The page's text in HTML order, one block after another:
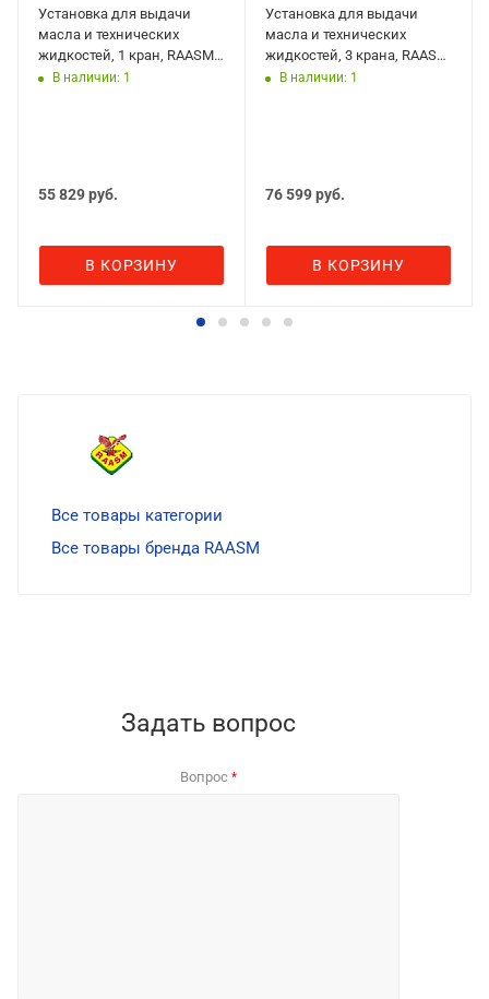
Установка для выдачи
масла и технических
жидкостей, 1 кран, RAASM
37690
В наличии: 1
55 829руб.
В КОРЗИНУ
Установка для выдачи
масла и технических
жидкостей, 3 крана, RAASM
37688
В наличии: 1
76 599руб.
В КОРЗИНУ
Все товары категории
Все товары бренда RAASM
Задать вопрос
Вопрос *